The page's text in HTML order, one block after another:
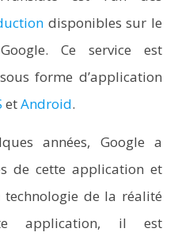
disponibles sur le
Ce service est
forme d’application
etAndroid.
années, Google a
de cette application et
de la réalité
application, il est